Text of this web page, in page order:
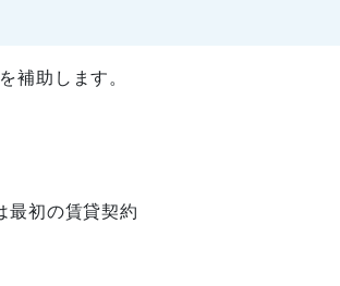
補助します。
初の賃貸契約